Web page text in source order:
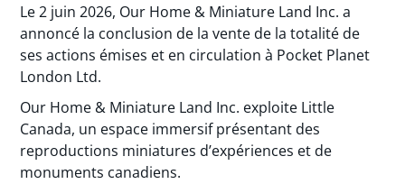
Le 2 juin 2026, Our Home & Miniature Land Inc. a
annoncé la conclusion de la vente de la totalité de
ses actions émises et en circulation à Pocket Planet
London Ltd.
Our Home & Miniature Land Inc. exploite Little
Canada, un espace immersif présentant des
reproductions miniatures d’expériences et de
monuments canadiens.